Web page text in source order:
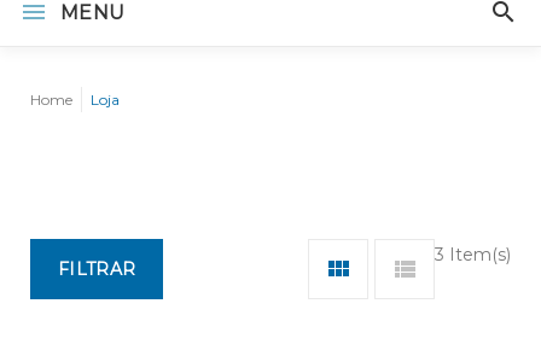
MENU
Home Loja
3 Item(s)
FILTRAR